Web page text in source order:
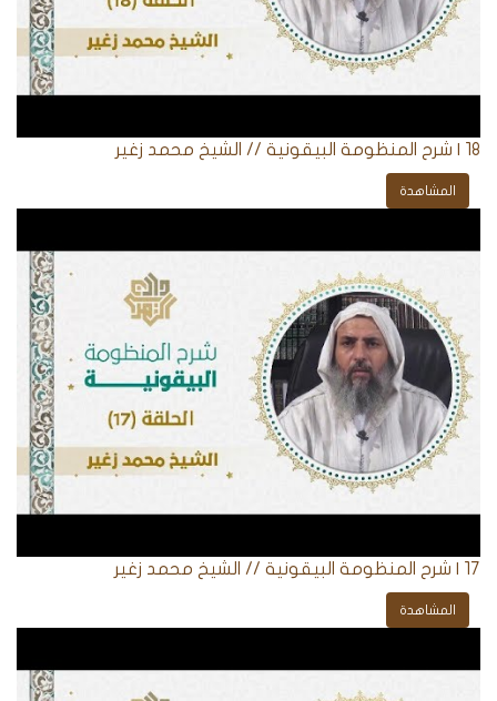
18 | شرح المنظومة البيقونية // الشيخ محمد زغير
المشاهدة
17 | شرح المنظومة البيقونية // الشيخ محمد زغير
المشاهدة